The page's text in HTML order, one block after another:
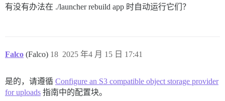
有没有办法在 ./launcher rebuild app 时自动运行它们？
Falco (Falco) 2025 年4 月 15 日 17:41
18
是的，请遵循 Configure an S3 compatible object storage provider
for uploads 指南中的配置块。